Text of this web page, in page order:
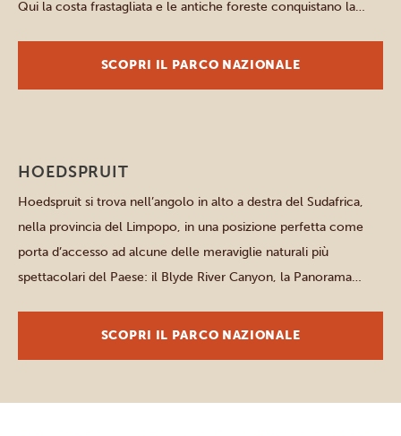
Qui la costa frastagliata e le antiche foreste conquistano la
direttamente al mare. 80 km di pura bellezza selvaggia […]
SCOPRI IL PARCO NAZIONALE
HOEDSPRUIT
Hoedspruit si trova nell’angolo in alto a destra del Sudafrica,
nella provincia del Limpopo, in una posizione perfetta come
porta d’accesso ad alcune delle meraviglie naturali più
spettacolari del Paese: il Blyde River Canyon, la Panorama
punti di accesso al Parco Nazionale Kruger sono tutti
SCOPRI IL PARCO NAZIONALE